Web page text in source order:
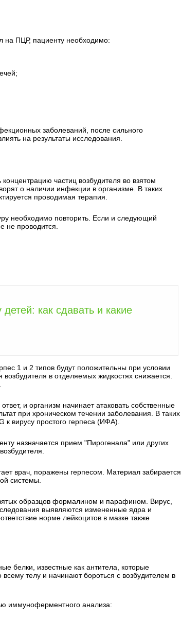
на ПЦР, пациенту необходимо:
заболеваний, после сильного
на результаты исследования.
частиц возбудителя во взятом
о наличии инфекции в организме. В таких
проводимая терапия.
необходимо повторить. Если и следующий
не проводится.
как сдавать и какие
1 и 2 типов будут положительны при условии
в отделяемых жидкостях снижается.
и организм начинает атаковать собственные
при хроническом течении заболевания. В таких
вирусу простого герпеса (ИФА).
назначается прием "Пирогенала" или других
врач, поражены герпесом. Материал забирается
системы.
образцов формалином и парафином. Вирус,
выявляются измененные ядра и
норме лейкоцитов в мазке также
белки, известные как антитела, которые
телу и начинают бороться с возбудителем в
иммуноферментного анализа: